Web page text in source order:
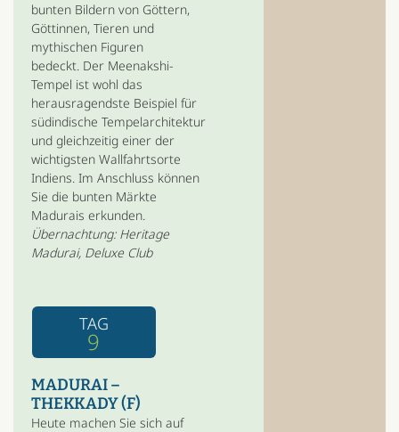
bunten Bildern von Göttern,
Göttinnen, Tieren und
mythischen Figuren
bedeckt. Der Meenakshi-
Tempel ist wohl das
herausragendste Beispiel für
südindische Tempelarchitektur
und gleichzeitig einer der
wichtigsten Wallfahrtsorte
Indiens. Im Anschluss können
Sie die bunten Märkte
Madurais erkunden.
Übernachtung: Heritage
Madurai, Deluxe Club
TAG
9
MADURAI –
THEKKADY (F)
Heute machen Sie sich auf